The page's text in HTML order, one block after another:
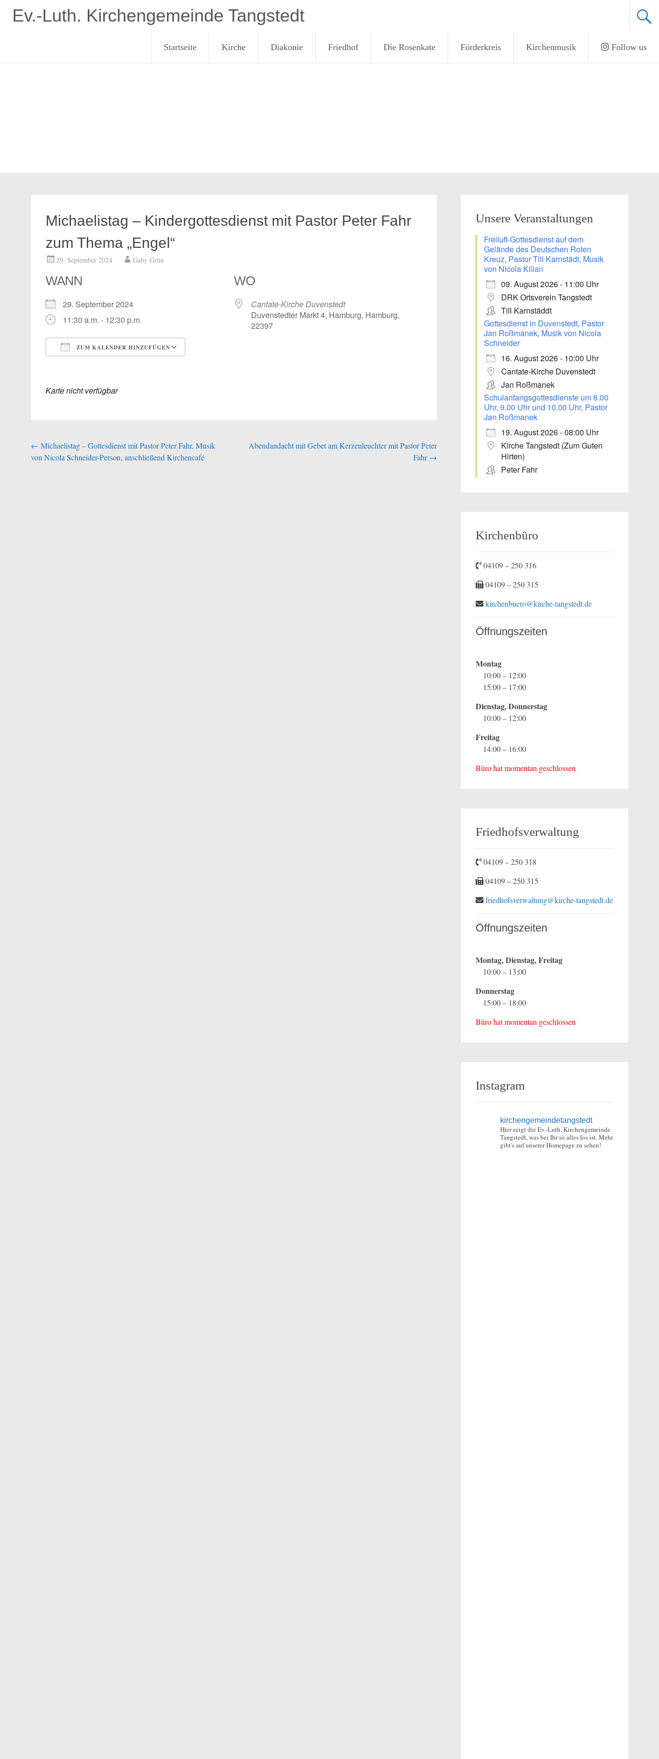
InhaltEv.-Luth. Kirchengemeinde Tangstedt
Startseite Kirche Diakonie Friedhof Die Rosenkate Förderkreis Kirchenmusik Follow us
Michaelistag – Kindergottesdienst mit Pastor Peter Fahr
zum Thema „Engel“
29. September 2024 Gaby Grün
WANN
29. September 2024
11:30 a.m. - 12:30 p.m.
ZUM KALENDER HINZUFÜGEN
Office 365 Outlook Live
WO
Cantate-Kirche Duvenstedt
Duvenstedter Markt 4, Hamburg, Hamburg,
22397
Karte nicht verfügbar
Beitragsnavigation
← Michaelistag – Gottesdienst mit Pastor Peter Fahr, Musik
von Nicola Schneider-Person, anschließend Kirchencafé
Abendandacht mit Gebet am Kerzenleuchter mit Pastor Peter
Fahr→
Unsere Veranstaltungen
Freiluft-Gottesdienst auf dem
Gelände des Deutschen Roten
Kreuz, Pastor Till Karnstädt, Musik
von Nicola Kilian
09. August 2026 - 11:00 Uhr
DRK Ortsverein Tangstedt
Till Karnstäddt
Gottesdienst in Duvenstedt, Pastor
Jan Roßmanek, Musik von Nicola
Schneider
16. August 2026 - 10:00 Uhr
Cantate-Kirche Duvenstedt
Jan Roßmanek
Schulanfangsgottesdienste um 8.00
Uhr, 9.00 Uhr und 10.00 Uhr, Pastor
Jan Roßmanek
19. August 2026 - 08:00 Uhr
Kirche Tangstedt (Zum Guten
Hirten)
Peter Fahr
Kirchenbüro
04109 – 250 316
04109 – 250 315
kirchenbuero@kirche-tangstedt.de
Öffnungszeiten
Montag
10:00 – 12:00
15:00 – 17:00
Dienstag, Donnerstag
10:00 – 12:00
Freitag
14:00 – 16:00
Büro hat momentan geschlossen
Friedhofsverwaltung
04109 – 250 318
04109 – 250 315
friedhofsverwaltung@kirche-tangstedt.de
Öffnungszeiten
Montag, Dienstag, Freitag
10:00 – 13:00
Donnerstag
15:00 – 18:00
Büro hat momentan geschlossen
Instagram
kirchengemeindetangstedt
Hier zeigt die Ev.-Luth. Kirchengemeinde
Tangstedt, was bei Ihr so alles los ist.Mehr
gibt's auf unserer Homepage zu sehen!